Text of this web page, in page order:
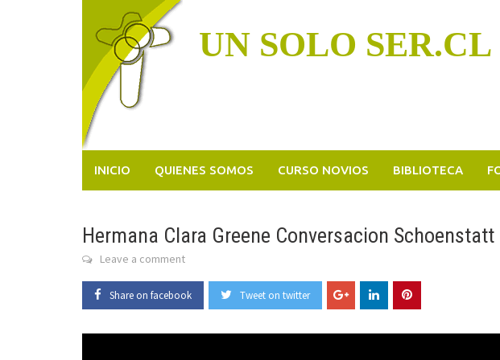
UN SOLO SER.CL
INICIO QUIENES SOMOS CURSO NOVIOS BIBLIOTECA
Hermana Clara Greene Conversacion Schoenstatt
Leave a comment
Share on facebook Tweet on twitter